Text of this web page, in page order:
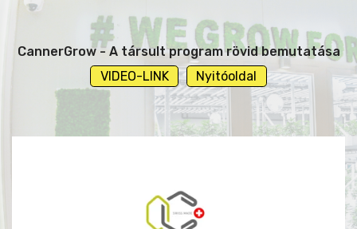
CannerGrow - A társult program rövid bemutatása
VIDEO-LINK
Nyitóoldal